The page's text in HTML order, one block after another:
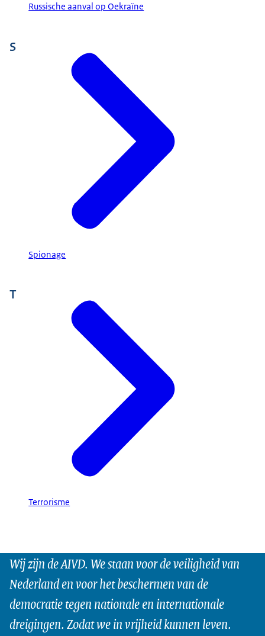
Russische aanval op Oekraïne
S
Spionage
T
Terrorisme
Wij zijn de AIVD. We staan voor de veiligheid van
Nederland en voor het beschermen van de
democratie tegen nationale en internationale
dreigingen. Zodat we in vrijheid kunnen leven.